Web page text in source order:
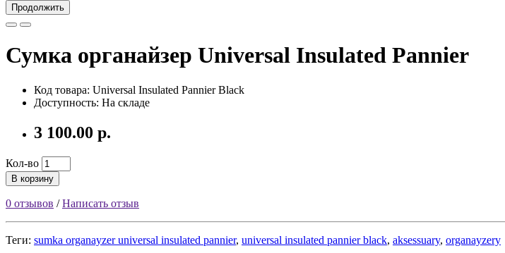
Продолжить
Сумка органайзер Universal Insulated Pannier
Код товара: Universal Insulated Pannier Black
Доступность: На складе
3 100.00 р.
Кол-во
В корзину
0 отзывов /Написать отзыв
Теги: sumka organayzer universal insulated pannier, universal insulated pannier black, aksessuary, organayzery